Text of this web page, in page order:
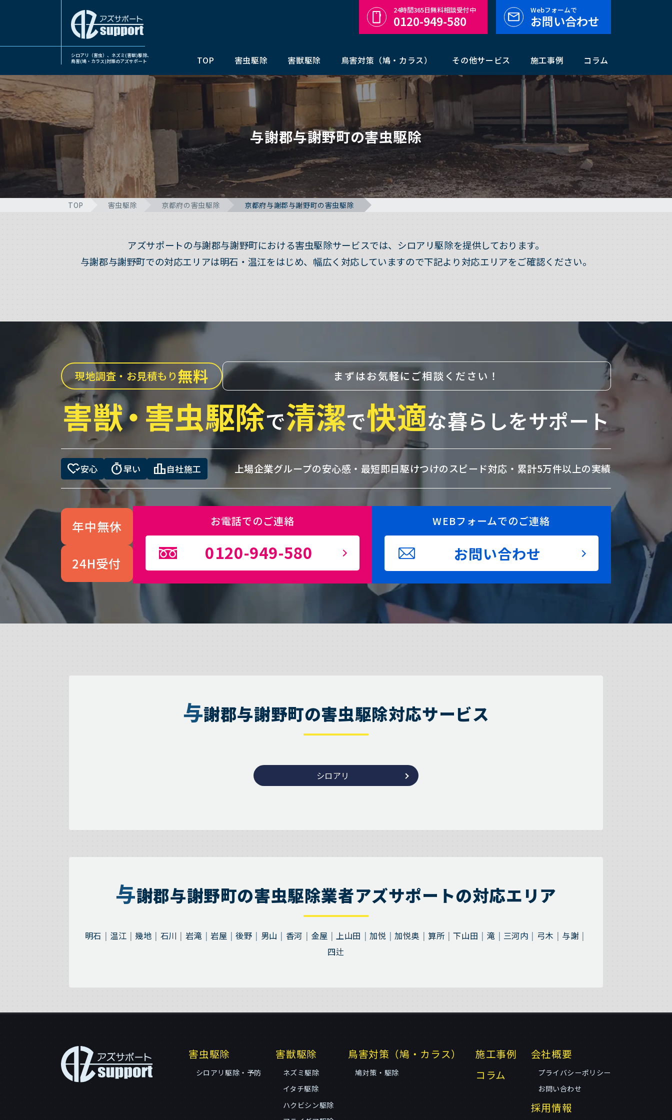
シロアリ（害虫）、ネズミ(害獣)駆除、
鳥害(鳩・カラス)対策のアズサポート
TOP 害虫駆除 害獣駆除 鳥害対策（鳩・カラス） その他サービス 施工事例 コラム
24時間365日無料相談受付中
0120-949-580
Webフォームで
お問い合わせ
与謝郡与謝野町の害虫駆除
TOP 害虫駆除 京都府の害虫駆除 京都府与謝郡与謝野町の害虫駆除
アズサポートの与謝郡与謝野町における害虫駆除サービスでは、シロアリ駆除を提供しております。
与謝郡与謝野町での対応エリアは明石・温江をはじめ、幅広く対応していますので下記より対応エリアをご確認ください。
現地調査・お見積もり無料 まずはお気軽にご相談ください！
害獣・害虫駆除で清潔で快適な暮らしをサポート
heart_check安心 timer早い leaderboard自社施工 上場企業グループの安心感・ 最短即日駆けつけのスピード対応・ 累計5万件以上の実績
年中無休
24H受付
お電話でのご連絡
0120-949-580
WEBフォームでのご連絡
お問い合わせ
与謝郡与謝野町の害虫駆除対応サービス
シロアリ
与謝郡与謝野町の害虫駆除業者アズサポートの対応エリア
明石 温江 幾地 石川 岩滝 岩屋 後野 男山 香河 金屋 上山田 加悦 加悦奥 算所 下山田 滝 三河内 弓木
与謝
四辻
害虫駆除
シロアリ駆除・予防
害獣駆除
ネズミ駆除
イタチ駆除
ハクビシン駆除
鳥害対策（鳩・カラス）
鳩対策・駆除
施工事例
コラム
会社概要
プライバシーポリシー
お問い合わせ
採用情報